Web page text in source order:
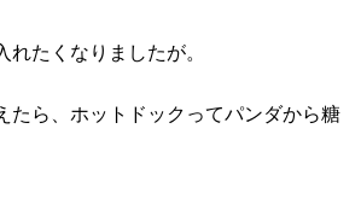
れたくなりましたが。
たら、ホットドックってパンダから糖